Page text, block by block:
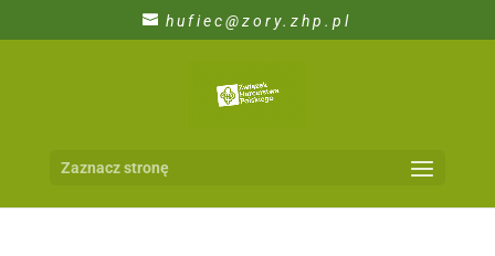
hufiec@zory.zhp.pl
Zaznacz stronę